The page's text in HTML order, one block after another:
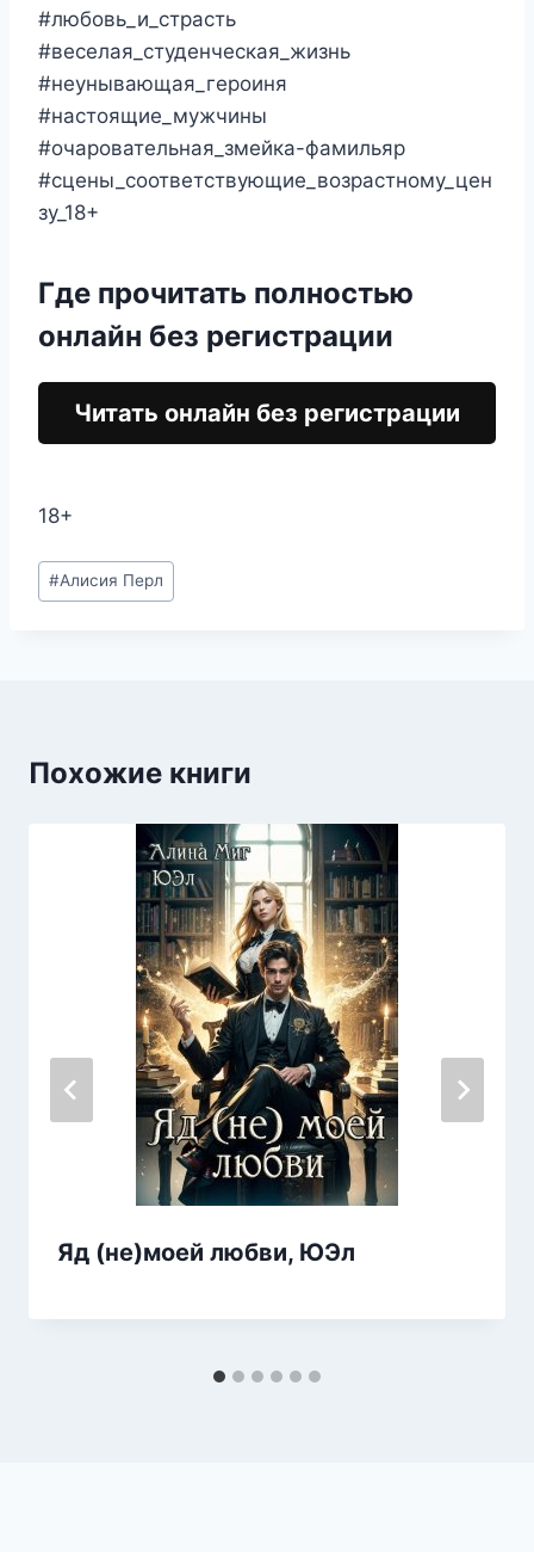
#любовь_и_страсть
#веселая_студенческая_жизнь
#неунывающая_героиня
#настоящие_мужчины
#очаровательная_змейка-фамильяр
#сцены_соответствующие_возрастному_цен
зу_18+
Где прочитать полностью
онлайн без регистрации
Читать онлайн без регистрации
18+
Метки
записи:
#Алисия Перл
Похожие книги
Яд (не)моей любви, ЮЭл